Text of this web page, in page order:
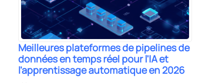
Meilleures plateformes de pipelines de
données en temps réel pour l'IA et
l'apprentissage automatique en 2026